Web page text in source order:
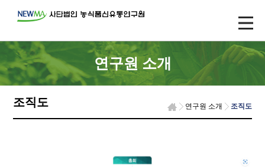
연구원 소개
조직도 연구원 소개 조직도